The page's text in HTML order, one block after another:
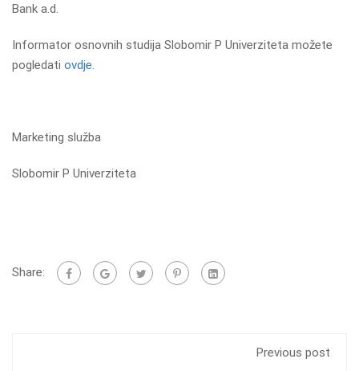
Bank a.d.
Informator osnovnih studija Slobomir P Univerziteta možete
pogledati ovdje.
Marketing služba
Slobomir P Univerziteta
Share:
Previous post